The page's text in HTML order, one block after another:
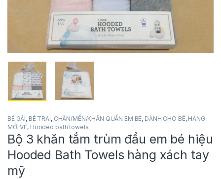
BÉ GÁI, BÉ TRAI, CHĂN/MỀN/KHĂN QUẤN EM BÉ, DÀNH CHO BÉ, HÀNG
MỚI VỀ, Hooded bath towels
Bộ 3 khăn tắm trùm đầu em bé hiệu
Hooded Bath Towels hàng xách tay
mỹ